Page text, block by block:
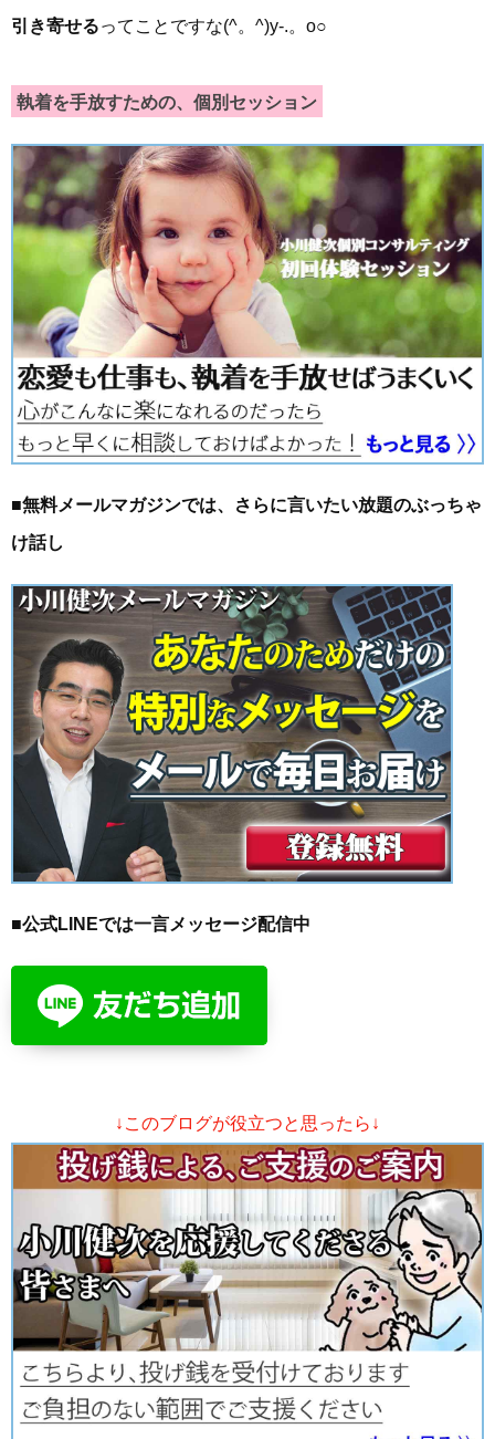
引き寄せるってことですな(^。^)y-.。o○
執着を手放すための、個別セッション
■無料メールマガジンでは、さらに言いたい放題のぶっちゃ
け話し
■公式LINEでは一言メッセージ配信中
↓このブログが役立つと思ったら↓